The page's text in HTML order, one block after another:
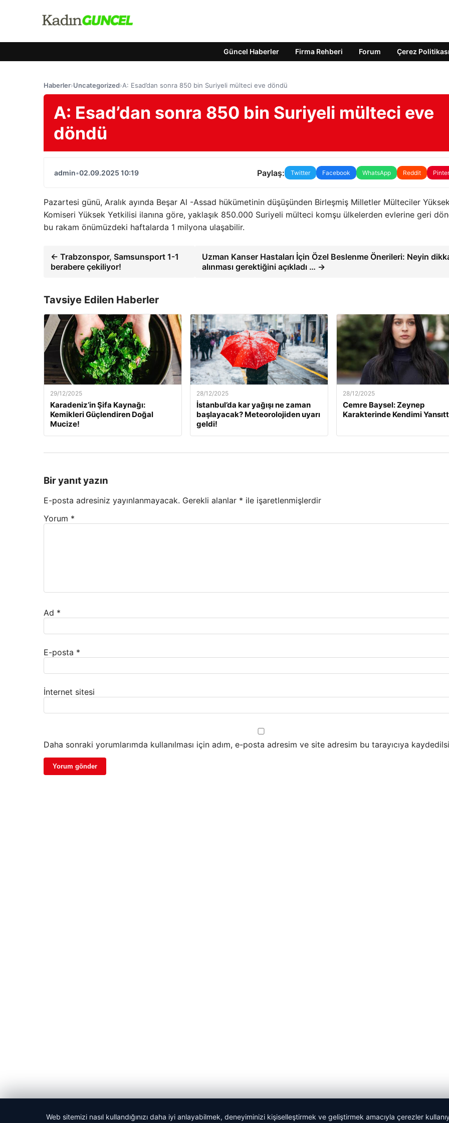
Güncel Haberler Firma Rehberi Forum Çerez Politikası
Haberler›Uncategorized›A: Esad’dan sonra 850 bin Suriyeli mülteci eve döndü
A: Esad’dan sonra 850 bin Suriyeli mülteci eve
döndü
admin•02.09.2025 10:19 Paylaş: Twitter Facebook WhatsApp Reddit
Pazartesi günü, Aralık ayında Beşar Al -Assad hükümetinin düşüşünden Birleşmiş Milletler Mülteciler
Komiseri Yüksek Yetkilisi ilanına göre, yaklaşık 850.000 Suriyeli mülteci komşu ülkelerden evlerine geri
bu rakam önümüzdeki haftalarda 1 milyona ulaşabilir.
← Trabzonspor, Samsunsport 1-1
berabere çekiliyor!
Uzman Kanser Hastaları İçin Özel Beslenme Önerileri: Neyin
alınması gerektiğini açıkladı … →
Tavsiye Edilen Haberler
29/12/2025
Karadeniz’in Şifa Kaynağı:
Kemikleri Güçlendiren Doğal
Mucize!
28/12/2025
İstanbul’da kar yağışı ne zaman
başlayacak? Meteorolojiden uyarı
geldi!
28/12/2025
Cemre Baysel: Zeynep
Karakterinde Kendimi
Bir yanıt yazın
E-posta adresiniz yayınlanmayacak. Gerekli alanlar * ile işaretlenmişlerdir
Yorum *
Ad *
E-posta *
İnternet sitesi
Daha sonraki yorumlarımda kullanılması için adım, e-posta adresim ve site adresim bu tarayıcıya
© 2026 Kadın Güncel
Web sitemizi nasıl kullandığınızı daha iyi anlayabilmek, deneyiminizi kişiselleştirmek ve geliştirmek amacıyla çerezler